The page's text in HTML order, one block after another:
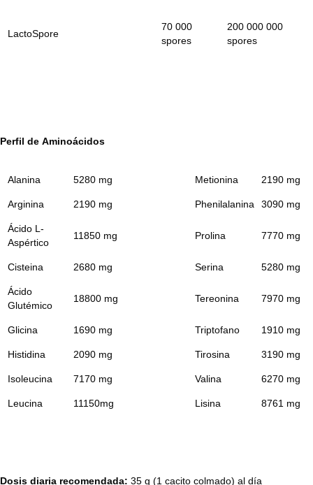
LactoSpore
70 000
spores
200 000 000
spores
Perfil de Aminoácidos
Alanina 5280 mg Metionina 2190 mg
Arginina 2190 mg Phenilalanina 3090 mg
Ácido L-
Aspértico
11850 mg Prolina 7770 mg
Cisteina 2680 mg Serina 5280 mg
Ácido
Glutémico
18800 mg Tereonina 7970 mg
Glicina 1690 mg Triptofano 1910 mg
Histidina 2090 mg Tirosina 3190 mg
Isoleucina 7170 mg Valina 6270 mg
Leucina 11150mg Lisina 8761 mg
Dosis diaria recomendada: 35 g (1 cacito colmado) al día